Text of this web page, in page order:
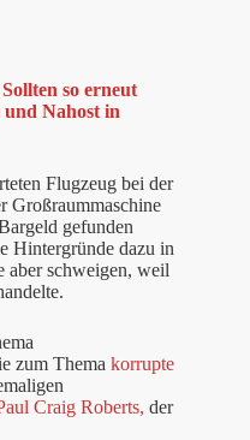
so erneut
Nahost in
Flugzeug bei der
Großraummaschine
gefunden
Hintergründe dazu in
aber schweigen, weil
zum Thema korrupte
Craig Roberts, der